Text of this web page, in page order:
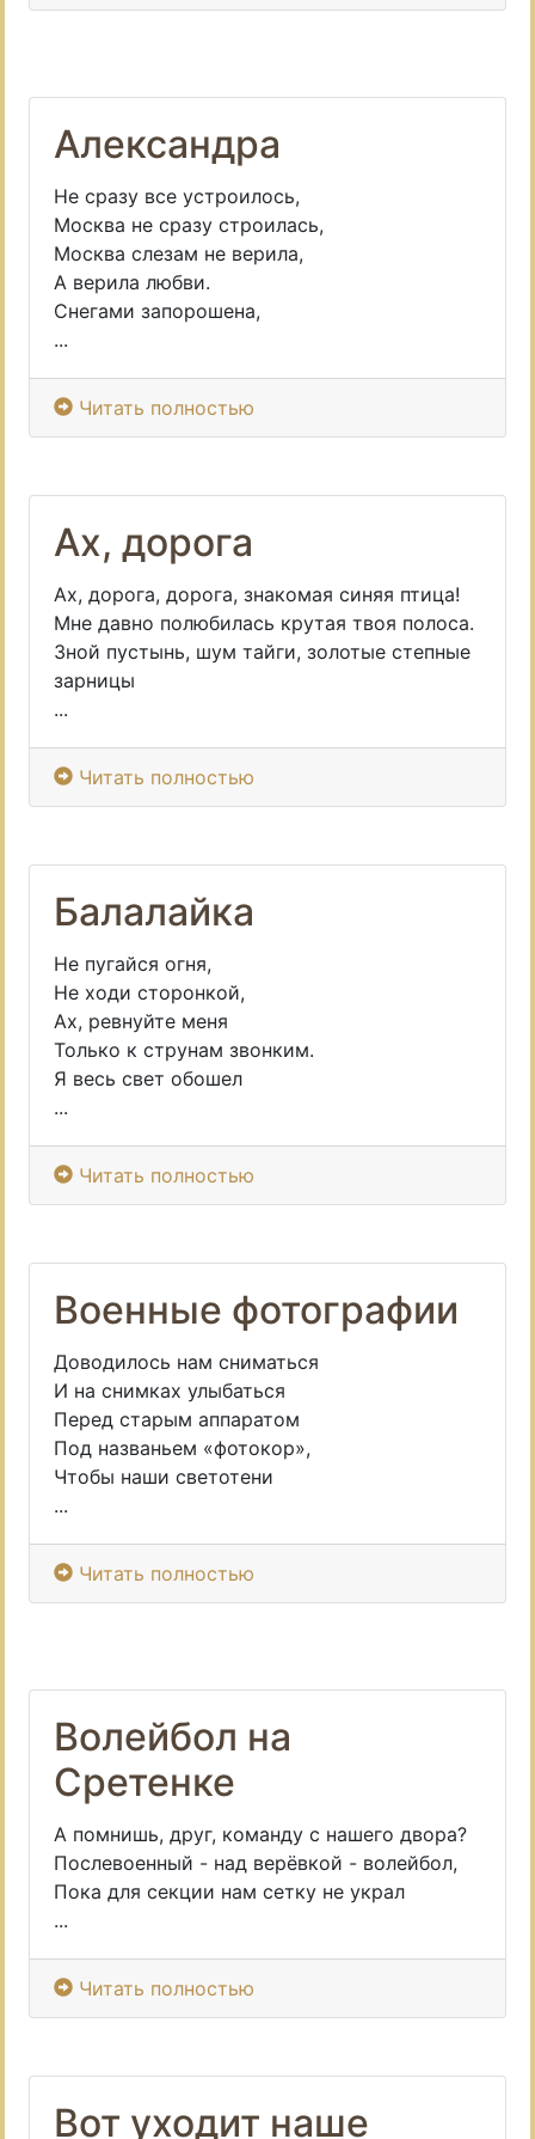
Александра
Не сразу все устроилось,
Москва не сразу строилась,
Москва слезам не верила,
А верила любви.
Снегами запорошена,
...
Читать полностью
Ах, дорога
Ах, дорога, дорога, знакомая синяя птица!
Мне давно полюбилась крутая твоя полоса.
Зной пустынь, шум тайги, золотые степные
зарницы
...
Читать полностью
Балалайка
Не пугайся огня,
Не ходи сторонкой,
Ах, ревнуйте меня
Только к струнам звонким.
Я весь свет обошел
...
Читать полностью
Военные фотографии
Доводилось нам сниматься
И на снимках улыбаться
Перед старым аппаратом
Под названьем «фотокор»,
Чтобы наши светотени
...
Читать полностью
Волейбол на
Сретенке
А помнишь, друг, команду с нашего двора?
Послевоенный - над верёвкой - волейбол,
Пока для секции нам сетку не украл
...
Читать полностью
Вот уходит наше